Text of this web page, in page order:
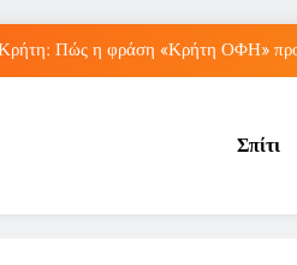
Πώς η φράση «Κρήτη ΟΦΗ»
Ιράκ: Ποιες είναι οι
Κρήτη: Πώς η φράση «Κρήτη ΟΦΗ»
Σπίτι